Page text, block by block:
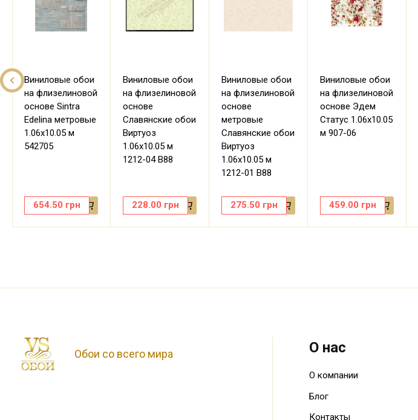
Виниловые обои
на флизелиновой
основе Sintra
Edelina метровые
1.06х10.05 м
542705
654.50 грн
Виниловые обои
на флизелиновой
основе
Славянские обои
Виртуоз
1.06х10.05 м
1212-04 В88
228.00 грн
Виниловые обои
на флизелиновой
основе
метровые
Славянские обои
Виртуоз
1.06х10.05 м
1212-01 В88
275.50 грн
Виниловые обои
на флизелиновой
основе Эдем
Статус 1.06х10.05
м 907-06
459.00 грн
Обои со всего мира О нас
О компании
Блог
Контакты